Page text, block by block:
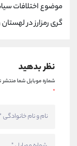
موضوع اختلافات
گری رمزارز در
نظر بدهید
شماره موبایل شما
*